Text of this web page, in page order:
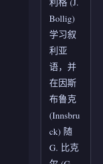
Bollig)
学习叙
利亚
语，并
在因斯
布鲁克
(Innsbru
ck) 随
G. 比克